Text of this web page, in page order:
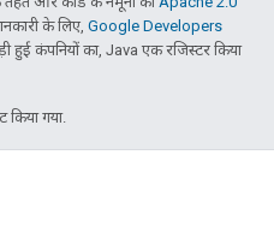
के लिए, Google Developers
कंपनियों का, Java एक रजिस्टर किया
गया.